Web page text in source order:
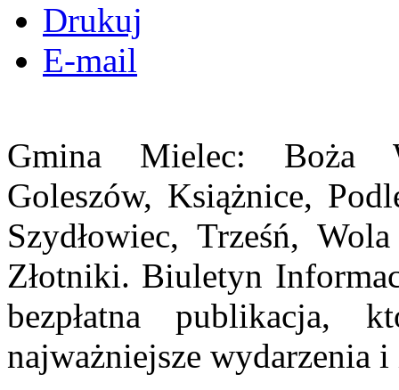
Drukuj
E-mail
Gmina Mielec: Boża
Goleszów, Książnice,
Szydłowiec, Trześń,
Złotniki. Biuletyn
bezpłatna publikacja,
najważniejsze wydarzenia